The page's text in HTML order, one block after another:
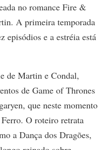
no romance Fire &
A primeira temporada
episódios e a estréia está
de Martin e Condal,
de Game of Thrones
que neste momento
O roteiro retrata
a Dança dos Dragões,